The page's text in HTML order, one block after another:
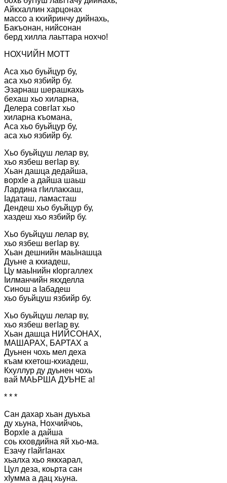
Айкхаллин харцонах
массо а кхийринчу дийнахь,
Бакъонан, нийсонан
берд хилла лаьттара нохчо!
НОХЧИЙН МОТТ
Аса хьо буьйцур бу,
аса хьо язбийр бу.
Эзарнаш шерашкахь
бехаш хьо хиларна,
Делера совгІат хьо
хиларна къомана,
Аса хьо буьйцур бу,
аса хьо язбийр бу.
Хьо буьйцуш лелар ву,
хьо язбеш вегІар ву.
Хьан дашца дедайша,
ворхІе а дайша шаьш
Лардина гІиллакхаш,
Іадаташ, ламасташ
Дендеш хьо буьйцур бу,
хаздеш хьо язбийр бу.
Хьо буьйцуш лелар ву,
хьо язбеш вегІар ву.
Хьан дешнийн маьІнашца
Дуьне а кхиадеш,
Цу маьІнийн кІоргаллех
Іилманчийн якхделла
Синош а Іабадеш
хьо буьйцуш язбийр бу.
Хьо буьйцуш лелар ву,
хьо язбеш вегІар ву.
Хьан дашца НИЙСОНАХ,
МАШАРАХ, БАРТАХ а
Дуьнен чохь мел деха
къам кхетош-кхиадеш,
Кхуллур ду дуьнен чохь
вай МАЬРША ДУЬНЕ а!
* * *
Сан дахар хьан дуьхьа
ду хьуна, Нохчийчоь,
ВорхІе а дайша
соь кховдийна яй хьо-ма.
Езачу гІайгІанах
хьалха хьо яккхарал,
Цул деза, коьрта сан
хІумма а дац хьуна.